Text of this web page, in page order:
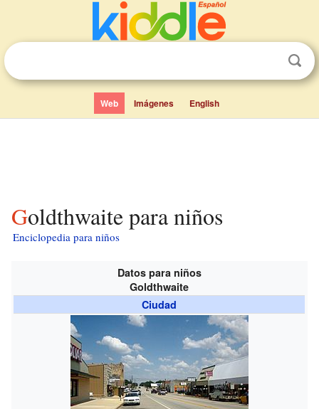
Web Imágenes English
Goldthwaite para niños
Enciclopedia para niños
Datos para niños
Goldthwaite
Ciudad